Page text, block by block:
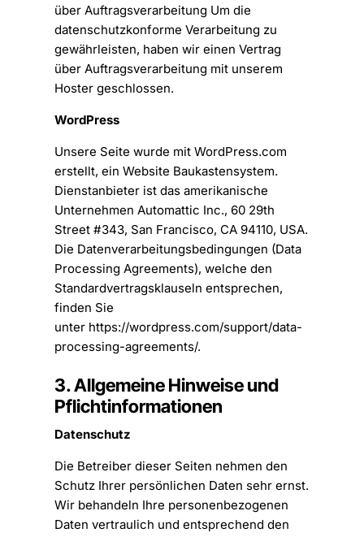
über Auftragsverarbeitung Um die
datenschutzkonforme Verarbeitung zu
gewährleisten, haben wir einen Vertrag
über Auftragsverarbeitung mit unserem
Hoster geschlossen.
WordPress
Unsere Seite wurde mit WordPress.com
erstellt, ein Website Baukastensystem.
Dienstanbieter ist das amerikanische
Unternehmen Automattic Inc., 60 29th
Street #343, San Francisco, CA 94110, USA.
Die Datenverarbeitungsbedingungen (Data
Processing Agreements), welche den
Standardvertragsklauseln entsprechen,
finden Sie
unter https://wordpress.com/support/data-
processing-agreements/.
3. Allgemeine Hinweise und
Pflichtinformationen
Datenschutz
Die Betreiber dieser Seiten nehmen den
Schutz Ihrer persönlichen Daten sehr ernst.
Wir behandeln Ihre personenbezogenen
Daten vertraulich und entsprechend den